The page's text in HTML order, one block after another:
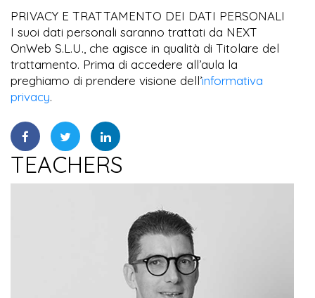
PRIVACY E TRATTAMENTO DEI DATI PERSONALI
I suoi dati personali saranno trattati da NEXT
OnWeb S.L.U., che agisce in qualità di Titolare del
trattamento. Prima di accedere all’aula la
preghiamo di prendere visione dell’informativa
privacy.
TEACHERS